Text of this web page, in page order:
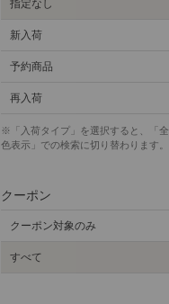
指定なし
新入荷
予約商品
再入荷
※「入荷タイプ」を選択すると、「全
色表示」での検索に切り替わります。
クーポン
クーポン対象のみ
すべて